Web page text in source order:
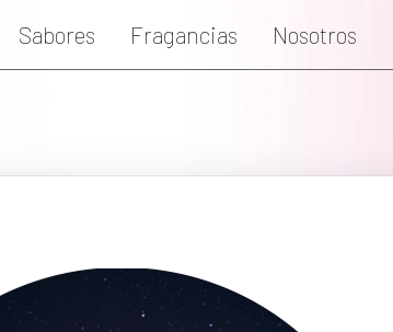
Sabores Fragancias Nosotros